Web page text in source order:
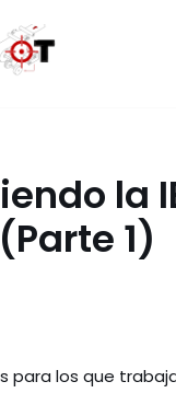
la
1)
para los que